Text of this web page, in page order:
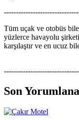
Tüm uçak ve otobüs
yüzlerce havayolu
karşılaştır ve en ucuz
Son